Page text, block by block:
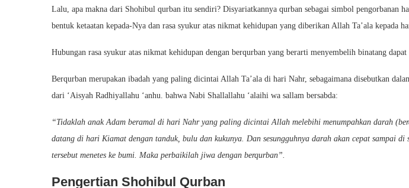
Lalu, apa makna dari Shohibul qurban itu sendiri? Disyariatkannya qurban sebagai simbol pengorbanan
bentuk ketaatan kepada-Nya dan rasa syukur atas nikmat kehidupan yang diberikan Allah Ta’ala kepada
Hubungan rasa syukur atas nikmat kehidupan dengan berqurban yang berarti menyembelih binatang
Berqurban merupakan ibadah yang paling dicintai Allah Ta’ala di hari Nahr, sebagaimana disebutkan
dari ‘Aisyah Radhiyallahu ‘anhu. bahwa Nabi Shallallahu ‘alaihi wa sallam bersabda:
“Tidaklah anak Adam beramal di hari Nahr yang paling dicintai Allah melebihi menumpahkan darah
datang di hari Kiamat dengan tanduk, bulu dan kukunya. Dan sesungguhnya darah akan cepat sampai di
tersebut menetes ke bumi. Maka perbaikilah jiwa dengan berqurban”.
Pengertian Shohibul Qurban